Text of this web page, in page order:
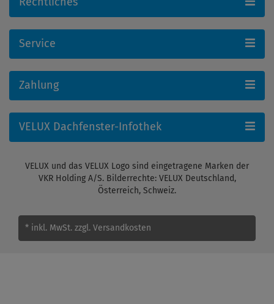
Service
Zahlung
VELUX Dachfenster-Infothek
VELUX und das VELUX Logo sind eingetragene Marken der
VKR Holding A/S. Bilderrechte: VELUX Deutschland,
Österreich, Schweiz.
* inkl. MwSt. zzgl. Versandkosten